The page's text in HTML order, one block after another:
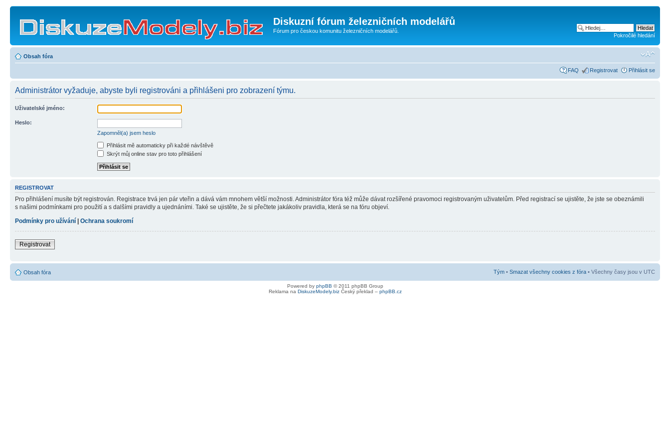
Diskuzní fórum železničních modelářů
Fórum pro českou komunitu železničních modelářů.
Pokročilé hledání
Obsah fóra
FAQ Registrovat Přihlásit se
Administrátor vyžaduje, abyste byli registrováni a přihlášeni pro zobrazení týmu.
Uživatelské jméno:
Heslo:
Zapomněl(a) jsem heslo
Přihlásit mě automaticky při každé návštěvě
Skrýt můj online stav pro toto přihlášení
REGISTROVAT
Pro přihlášení musíte být registrován. Registrace trvá jen pár vteřin a dává vám mnohem větší možnosti. Administrátor fóra též může dávat rozšířené pravomoci registrovaným uživatelům. Před registrací se ujistěte, že jste se obeznámili
s našimi podmínkami pro použití a s dalšími pravidly a ujednáními. Také se ujistěte, že si přečtete jakákoliv pravidla, která se na fóru objeví.
Podmínky pro užívání
Ochrana soukromí
Registrovat
Obsah fóra Tým • Smazat všechny cookies z fóra • Všechny časy jsou v UTC
Powered by phpBB © 2011 phpBB Group
Reklama na DiskuzeModely.bizČeský překlad – phpBB.cz